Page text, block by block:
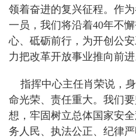
领着奋进的复兴征程。作
一员，我们将沿着40年不
心、砥砺前行，为开创公
力把改革开放事业推向前进
指挥中心主任肖荣说，
命光荣、责任重大。我们
想，牢固树立总体国家安
务人民、执法公正、纪律